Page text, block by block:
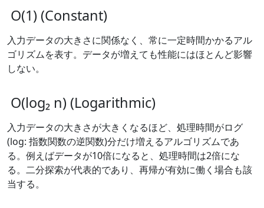
O(1) (Constant)
入力データの大きさに関係なく、常に一定時間かかるアル
ゴリズムを表す。データが増えても性能にはほとんど影響
しない。
O(log₂ n) (Logarithmic)
入力データの大きさが大きくなるほど、処理時間がログ
(log: 指数関数の逆関数)分だけ増えるアルゴリズムであ
る。例えばデータが10倍になると、処理時間は2倍にな
る。二分探索が代表的であり、再帰が有効に働く場合も該
当する。